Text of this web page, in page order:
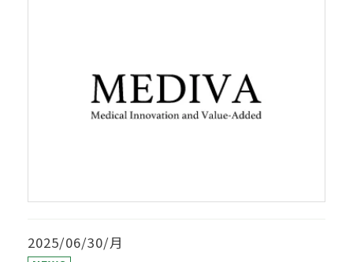
2025/06/30/月